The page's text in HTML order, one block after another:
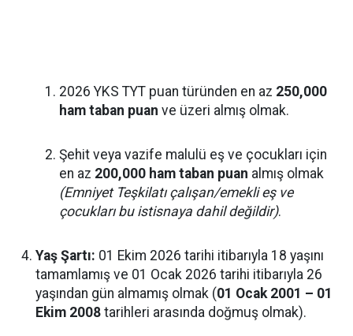
2026 YKS TYT puan türünden en az 250,000
ham taban puan ve üzeri almış olmak.
Şehit veya vazife malulü eş ve çocukları için
en az 200,000 ham taban puan almış olmak
(Emniyet Teşkilatı çalışan/emekli eş ve
çocukları bu istisnaya dahil değildir).
Yaş Şartı: 01 Ekim 2026 tarihi itibarıyla 18 yaşını
tamamlamış ve 01 Ocak 2026 tarihi itibarıyla 26
yaşından gün almamış olmak (01 Ocak 2001 – 01
Ekim 2008 tarihleri arasında doğmuş olmak).